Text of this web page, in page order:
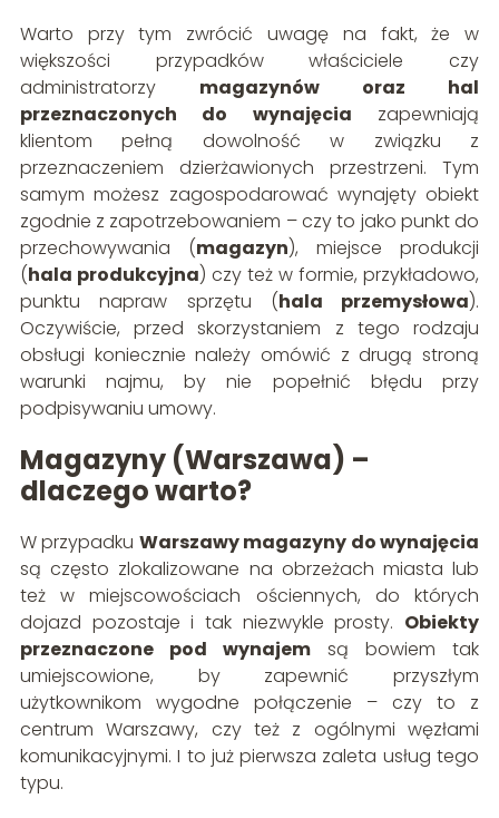
Warto przy tym zwrócić uwagę na fakt, że w
większości przypadków właściciele czy
administratorzy magazynów oraz hal
przeznaczonych do wynajęcia zapewniają
klientom pełną dowolność w związku z
przeznaczeniem dzierżawionych przestrzeni. Tym
samym możesz zagospodarować wynajęty obiekt
zgodnie z zapotrzebowaniem – czy to jako punkt do
przechowywania (magazyn), miejsce produkcji
(hala produkcyjna) czy też w formie, przykładowo,
punktu napraw sprzętu (hala przemysłowa).
Oczywiście, przed skorzystaniem z tego rodzaju
obsługi koniecznie należy omówić z drugą stroną
warunki najmu, by nie popełnić błędu przy
podpisywaniu umowy.
Magazyny (Warszawa) –
dlaczego warto?
W przypadku Warszawy magazyny do wynajęcia
są często zlokalizowane na obrzeżach miasta lub
też w miejscowościach ościennych, do których
dojazd pozostaje i tak niezwykle prosty. Obiekty
przeznaczone pod wynajemsą bowiem tak
umiejscowione, by zapewnić przyszłym
użytkownikom wygodne połączenie – czy to z
centrum Warszawy, czy też z ogólnymi węzłami
komunikacyjnymi. I to już pierwsza zaleta usług tego
typu.